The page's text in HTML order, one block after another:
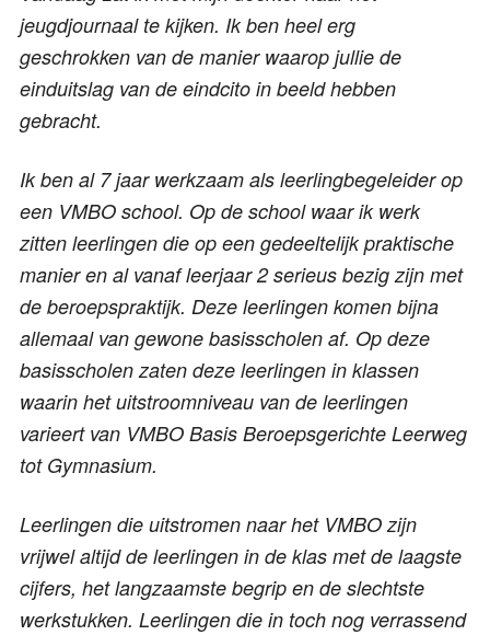
jeugdjournaal te kijken. Ik ben heel erg
geschrokken van de manier waarop jullie de
einduitslag van de eindcito in beeld hebben
gebracht.
Ik ben al 7 jaar werkzaam als leerlingbegeleider op
een VMBO school. Op de school waar ik werk
zitten leerlingen die op een gedeeltelijk praktische
manier en al vanaf leerjaar 2 serieus bezig zijn met
de beroepspraktijk. Deze leerlingen komen bijna
allemaal van gewone basisscholen af. Op deze
basisscholen zaten deze leerlingen in klassen
waarin het uitstroomniveau van de leerlingen
varieert van VMBO Basis Beroepsgerichte Leerweg
tot Gymnasium.
Leerlingen die uitstromen naar het VMBO zijn
vrijwel altijd de leerlingen in de klas met de laagste
cijfers, het langzaamste begrip en de slechtste
werkstukken. Leerlingen die in toch nog verrassend